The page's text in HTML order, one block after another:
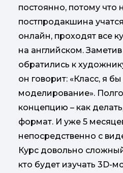
постоянно, потому что
постпродакшина
онлайн, проходят все
на английском.
обратились к
он говорит: «Класс, я
моделирование».
концепцию – как
формат. И уже 5
непосредственно с
Курс довольно
кто будет изучать 3D-